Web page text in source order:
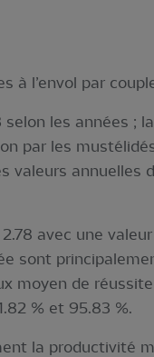
à l’envol par
selon les années
par les
valeurs
avec une
sont
moyen de
% et 95.83 %.
la productivité